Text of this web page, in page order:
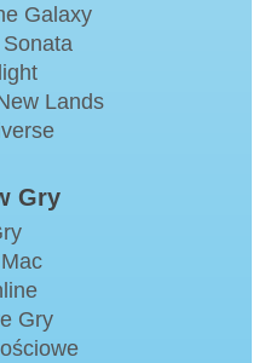
Galaxy
Lands
Gry
Gry